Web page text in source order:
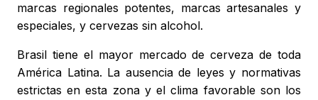
marcas regionales potentes, marcas artesanales y
especiales, y cervezas sin alcohol.
Brasil tiene el mayor mercado de cerveza de toda
América Latina. La ausencia de leyes y normativas
estrictas en esta zona y el clima favorable son los